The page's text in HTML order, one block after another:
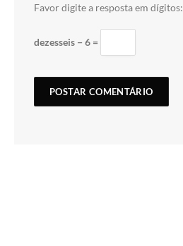
Favor digite a resposta em dígitos:
dezesseis − 6 =